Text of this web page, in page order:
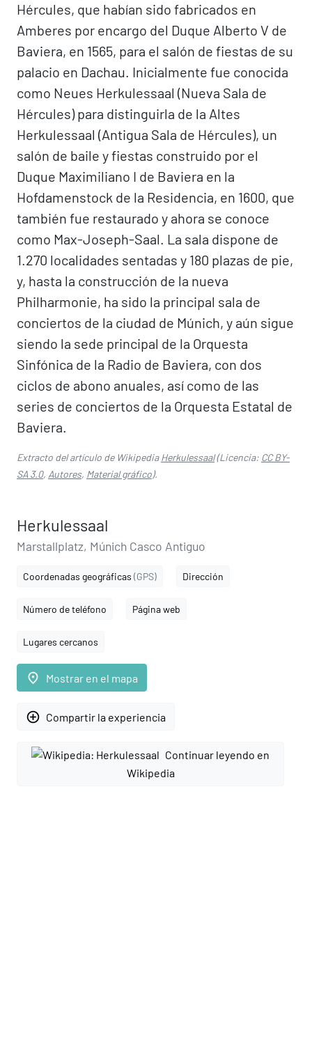
Hércules, que habían sido fabricados en
Amberes por encargo del Duque Alberto V de
Baviera, en 1565, para el salón de fiestas de su
palacio en Dachau. Inicialmente fue conocida
como Neues Herkulessaal (Nueva Sala de
Hércules) para distinguirla de la Altes
Herkulessaal (Antigua Sala de Hércules), un
salón de baile y fiestas construido por el
Duque Maximiliano I de Baviera en la
Hofdamenstock de la Residencia, en 1600, que
también fue restaurado y ahora se conoce
como Max-Joseph-Saal. La sala dispone de
1.270 localidades sentadas y 180 plazas de pie,
y, hasta la construcción de la nueva
Philharmonie, ha sido la principal sala de
conciertos de la ciudad de Múnich, y aún sigue
siendo la sede principal de la Orquesta
Sinfónica de la Radio de Baviera, con dos
ciclos de abono anuales, así como de las
series de conciertos de la Orquesta Estatal de
Baviera.
Extracto del artículo de WikipediaHerkulessaal(Licencia: CC BY-
SA 3.0, Autores, Material gráfico).
Herkulessaal
Marstallplatz, Múnich Casco Antiguo
Coordenadas geográficas (GPS) Dirección
Número de teléfono Página web
Lugares cercanos
place Mostrar en el mapa
add_circle_outline Compartir la experiencia
Continuar leyendo en
Wikipedia